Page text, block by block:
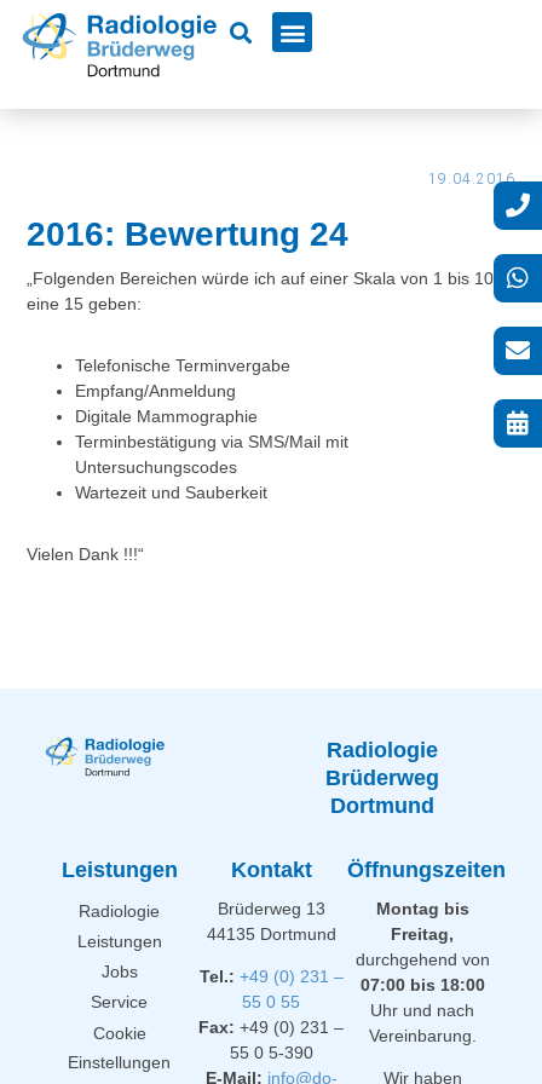
19.04.2016
2016: Bewertung 24
„Folgenden Bereichen würde ich auf einer Skala von 1 bis 10
eine 15 geben:
Telefonische Terminvergabe
Empfang/Anmeldung
Digitale Mammographie
Terminbestätigung via SMS/Mail mit
Untersuchungscodes
Wartezeit und Sauberkeit
Vielen Dank !!!“
Radiologie
Brüderweg
Dortmund
Leistungen
Radiologie
Leistungen
Jobs
Service
Cookie
Einstellungen
Kontakt
Brüderweg 13
44135 Dortmund
Tel.: +49 (0) 231 –
55 0 55
Fax: +49 (0) 231 –
55 0 5-390
E-Mail: info@do-
Öffnungszeiten
Montag bis
Freitag,
durchgehend von
07:00 bis 18:00
Uhr und nach
Vereinbarung.
Wir haben